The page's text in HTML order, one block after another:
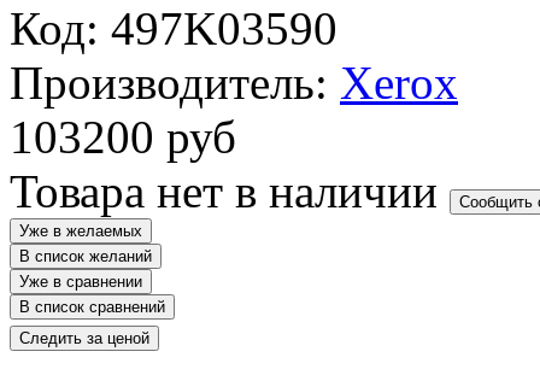
Код: 497K03590
Производитель: Xerox
103200 руб
Товара нет в наличии
Сообщить
Уже в желаемых
В список желаний
Уже в сравнении
В список сравнений
Следить за ценой